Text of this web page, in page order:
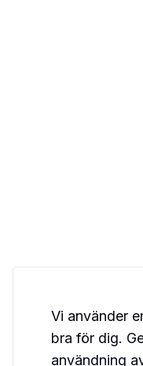
Vi använder
bra för dig.
användning